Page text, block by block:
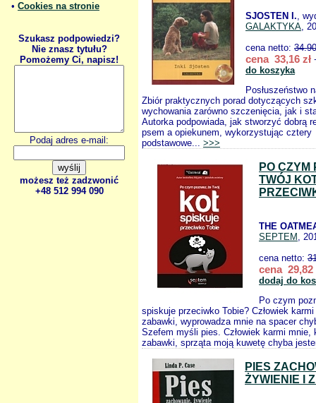
• Cookies na stronie
Szukasz podpowiedzi?
Nie znasz tytułu?
Pomożemy Ci, napisz!
Podaj adres e-mail:
możesz też zadzwonić
+48 512 994 090
SJOSTEN I.,
GALAKTYKA,
cena netto: 34.90
cena 33,16 zł
do koszyka
Posłuszeństwo
Zbiór praktycznych porad dotyczących
wychowania zarówno szczenięcia, jak i
Autorka podpowiada, jak stworzyć dobrą
psem a opiekunem, wykorzystując cztery
podstawowe... >>>
PO CZYM
TWÓJ
THE
SEPTEM ,
cena netto:
cena 29,82
dodaj do
Po czym
spiskuje przeciwko Tobie? Człowiek
zabawki, wyprowadza mnie na spacer
Szefem myśli pies. Człowiek karmi mnie,
zabawki, sprząta moją kuwetę chyba
PIES
ŻYWIENIE I